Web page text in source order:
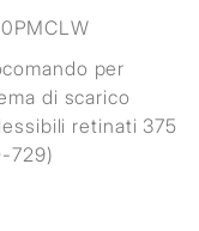
per
di scarico
retinati 375
729)